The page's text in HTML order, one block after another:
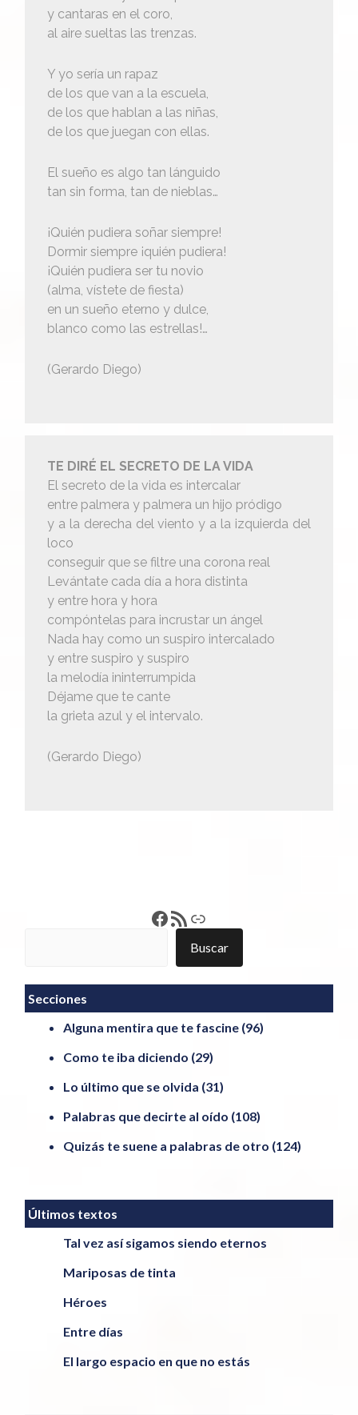
y cantaras en el coro,
al aire sueltas las trenzas.
Y yo sería un rapaz
de los que van a la escuela,
de los que hablan a las niñas,
de los que juegan con ellas.
El sueño es algo tan lánguido
tan sin forma, tan de nieblas…
¡Quién pudiera soñar siempre!
Dormir siempre ¡quién pudiera!
¡Quién pudiera ser tu novio
(alma, vístete de fiesta)
en un sueño eterno y dulce,
blanco como las estrellas!…
(Gerardo Diego)
TE DIRÉ EL SECRETO DE LA VIDA
El secreto de la vida es intercalar
entre palmera y palmera un hijo pródigo
y a la derecha del viento y a la izquierda del
loco
conseguir que se filtre una corona real
Levántate cada día a hora distinta
y entre hora y hora
compóntelas para incrustar un ángel
Nada hay como un suspiro intercalado
y entre suspiro y suspiro
la melodía ininterrumpida
Déjame que te cante
la grieta azul y el intervalo.
(Gerardo Diego)
Francisco Pérez
Feed RSSEnlace
Buscar
Secciones
Alguna mentira que te fascine (96)
Como te iba diciendo (29)
Lo último que se olvida (31)
Palabras que decirte al oído (108)
Quizás te suene a palabras de otro (124)
Últimos textos
Tal vez así sigamos siendo eternos
Mariposas de tinta
Héroes
Entre días
El largo espacio en que no estás